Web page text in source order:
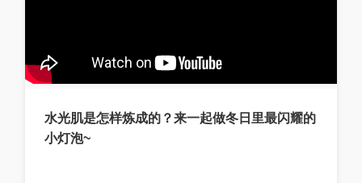
水光肌是怎样炼成的？来一起做冬日里最闪耀的
小灯泡~